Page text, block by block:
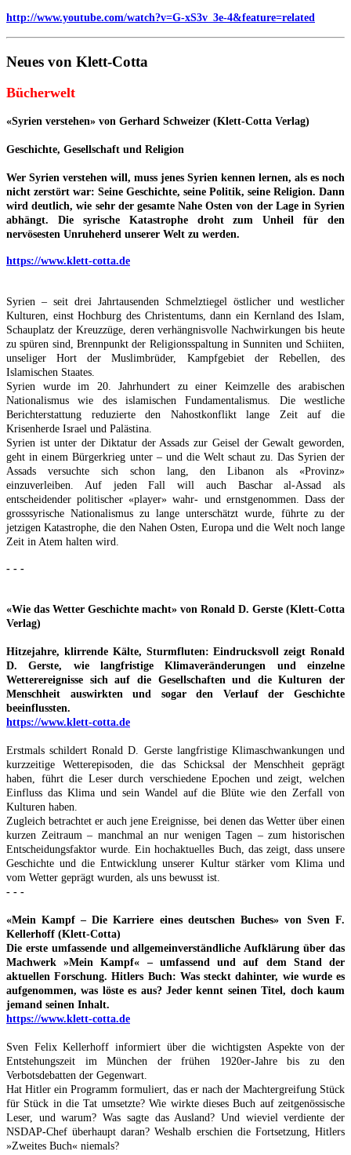
http://www.youtube.com/watch?v=G-xS3v_3e-4&feature=related
Neues von Klett-Cotta
Bücherwelt
«Syrien verstehen» von Gerhard Schweizer (Klett-Cotta Verlag)
Geschichte, Gesellschaft und Religion
Wer Syrien verstehen will, muss jenes Syrien kennen lernen, als es noch
nicht zerstört war: Seine Geschichte, seine Politik, seine Religion. Dann
wird deutlich, wie sehr der gesamte Nahe Osten von der Lage in Syrien
abhängt. Die syrische Katastrophe droht zum Unheil für den
nervösesten Unruheherd unserer Welt zu werden.
https://www.klett-cotta.de
Syrien – seit drei Jahrtausenden Schmelztiegel östlicher und westlicher
Kulturen, einst Hochburg des Christentums, dann ein Kernland des Islam,
Schauplatz der Kreuzzüge, deren verhängnisvolle Nachwirkungen bis heute
zu spüren sind, Brennpunkt der Religionsspaltung in Sunniten und Schiiten,
unseliger Hort der Muslimbrüder, Kampfgebiet der Rebellen, des
Islamischen Staates.
Syrien wurde im 20. Jahrhundert zu einer Keimzelle des arabischen
Nationalismus wie des islamischen Fundamentalismus. Die westliche
Berichterstattung reduzierte den Nahostkonflikt lange Zeit auf die
Krisenherde Israel und Palästina.
Syrien ist unter der Diktatur der Assads zur Geisel der Gewalt geworden,
geht in einem Bürgerkrieg unter – und die Welt schaut zu. Das Syrien der
Assads versuchte sich schon lang, den Libanon als «Provinz»
einzuverleiben. Auf jeden Fall will auch Baschar al-Assad als
entscheidender politischer «player» wahr- und ernstgenommen. Dass der
grosssyrische Nationalismus zu lange unterschätzt wurde, führte zu der
jetzigen Katastrophe, die den Nahen Osten, Europa und die Welt noch lange
Zeit in Atem halten wird.
- - -
«Wie das Wetter Geschichte macht» von Ronald D. Gerste (Klett-Cotta
Verlag)
Hitzejahre, klirrende Kälte, Sturmfluten: Eindrucksvoll zeigt Ronald
D. Gerste, wie langfristige Klimaveränderungen und einzelne
Wetterereignisse sich auf die Gesellschaften und die Kulturen der
Menschheit auswirkten und sogar den Verlauf der Geschichte
beeinflussten.
https://www.klett-cotta.de
Erstmals schildert Ronald D. Gerste langfristige Klimaschwankungen und
kurzzeitige Wetterepisoden, die das Schicksal der Menschheit geprägt
haben, führt die Leser durch verschiedene Epochen und zeigt, welchen
Einfluss das Klima und sein Wandel auf die Blüte wie den Zerfall von
Kulturen haben.
Zugleich betrachtet er auch jene Ereignisse, bei denen das Wetter über einen
kurzen Zeitraum – manchmal an nur wenigen Tagen – zum historischen
Entscheidungsfaktor wurde. Ein hochaktuelles Buch, das zeigt, dass unsere
Geschichte und die Entwicklung unserer Kultur stärker vom Klima und
vom Wetter geprägt wurden, als uns bewusst ist.
- - -
«Mein Kampf – Die Karriere eines deutschen Buches» von Sven F.
Kellerhoff (Klett-Cotta)
Die erste umfassende und allgemeinverständliche Aufklärung über das
Machwerk »Mein Kampf« – umfassend und auf dem Stand der
aktuellen Forschung. Hitlers Buch: Was steckt dahinter, wie wurde es
aufgenommen, was löste es aus? Jeder kennt seinen Titel, doch kaum
jemand seinen Inhalt.
https://www.klett-cotta.de
Sven Felix Kellerhoff informiert über die wichtigsten Aspekte von der
Entstehungszeit im München der frühen 1920er-Jahre bis zu den
Verbotsdebatten der Gegenwart.
Hat Hitler ein Programm formuliert, das er nach der Machtergreifung Stück
für Stück in die Tat umsetzte? Wie wirkte dieses Buch auf zeitgenössische
Leser, und warum? Was sagte das Ausland? Und wieviel verdiente der
NSDAP-Chef überhaupt daran? Weshalb erschien die Fortsetzung, Hitlers
»Zweites Buch« niemals?